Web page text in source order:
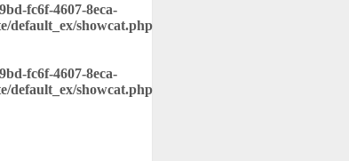
fc6f-4607-8eca-
default_ex/showcat.php
fc6f-4607-8eca-
default_ex/showcat.php